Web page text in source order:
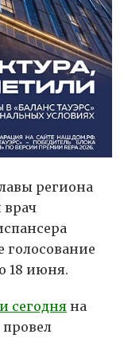
региона
голосование
18 июня.
сегодня на